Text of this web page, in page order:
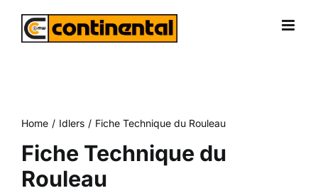
Home Idlers Fiche Technique du Rouleau
Fiche Technique du
Rouleau